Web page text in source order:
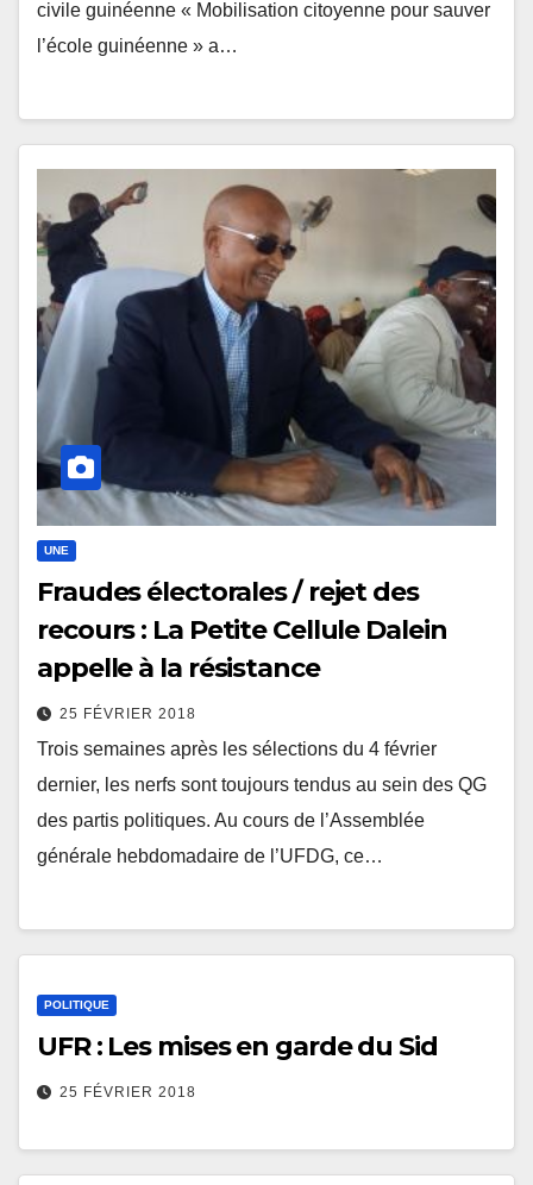
civile guinéenne « Mobilisation citoyenne pour sauver
l’école guinéenne » a…
UNE
Fraudes électorales / rejet des
recours : La Petite Cellule Dalein
appelle à la résistance
25 FÉVRIER 2018
Trois semaines après les sélections du 4 février
dernier, les nerfs sont toujours tendus au sein des QG
des partis politiques. Au cours de l’Assemblée
générale hebdomadaire de l’UFDG, ce…
POLITIQUE
UFR : Les mises en garde du Sid
25 FÉVRIER 2018